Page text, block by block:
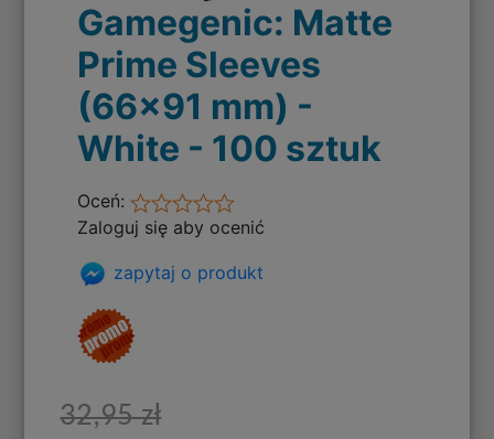
Gamegenic: Matte
Prime Sleeves
(66x91 mm) -
White - 100 sztuk
Oceń:
Zaloguj się aby ocenić
zapytaj o produkt
32,95 zł